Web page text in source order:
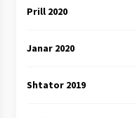
Prill 2020
Janar 2020
Shtator 2019